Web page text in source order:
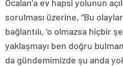
Öcalan’a ev hapsi yolunun
sorulması üzerine, “Bu
bağlantılı, ‘o olmazsa hiçbir
yaklaşmayı ben doğru
da gündemimizde şu anda